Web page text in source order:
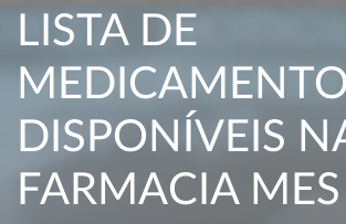
LISTA DE
DISPONÍVEIS
FARMACIA